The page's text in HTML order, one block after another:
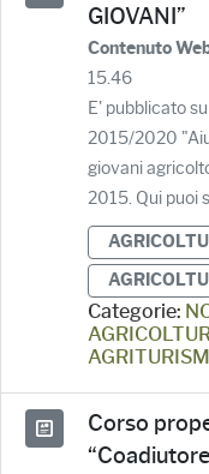
GIOVANI”
Contenuto
15.46
E' pubblicato
2015/2020
giovani
2015. Qui puoi
Categorie:
Corso